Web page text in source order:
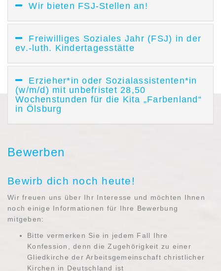
Wir bieten FSJ-Stellen an!
Freiwilliges Soziales Jahr (FSJ) in der
ev.-luth. Kindertagesstätte
Erzieher*in oder Sozialassistenten*in
(w/m/d) mit unbefristet 28,50
Wochenstunden für die Kita „Farbenland“
in Ölsburg
Bewerben
Bewirb dich noch heute!
Wir freuen uns über Ihr Interesse und möchten Ihnen
noch einige Informationen für Ihre Bewerbung
mitgeben:
Bitte vermerken Sie in jedem Fall Ihre
Konfession, denn die Zugehörigkeit zu einer
Gliedkirche der Arbeitsgemeinschaft christlicher
Kirchen in Deutschland ist